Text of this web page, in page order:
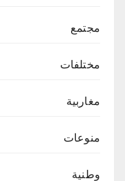
مجتمع
مختلفات
مغاربية
منوعات
وطنية